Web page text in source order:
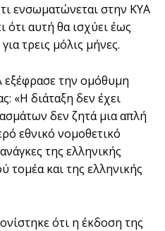
ενσωματώνεται στην ΚΥΑ
ότι αυτή θα ισχύει έως
τρεις μόλις μήνες.
την ομόθυμη
«Η διάταξη δεν έχει
δεν ζητά μια απλή
εθνικό νομοθετικό
της ελληνικής
τομέα και της ελληνικής
ότι η έκδοση της